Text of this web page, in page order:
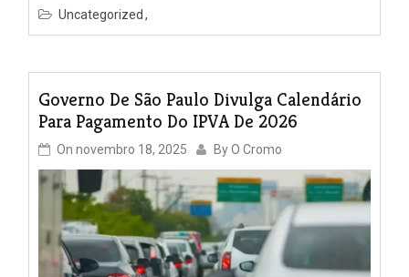
Uncategorized
Governo De São Paulo Divulga Calendário
Para Pagamento Do IPVA De 2026
On novembro 18, 2025 ByO Cromo